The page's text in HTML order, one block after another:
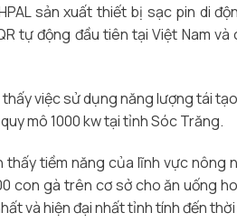
sản xuất thiết bị sạc pin di
tự động đầu tiên tại Việt Nam
thấy việc sử dụng năng lượng tái
mô 1000 kw tại tỉnh Sóc Trăng.
thấy tiềm năng của lĩnh vực
con gà trên cơ sở cho ăn uống
và hiện đại nhất tỉnh tính đến thời